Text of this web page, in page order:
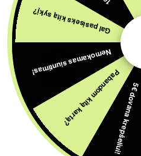
NEMOKAMAS PRISTATYMAS* 5€ dovana krepšeliui!
Pabandom kitą kartą?
Nemokamas siuntimas!
Gal pasiseks kitą sykį?